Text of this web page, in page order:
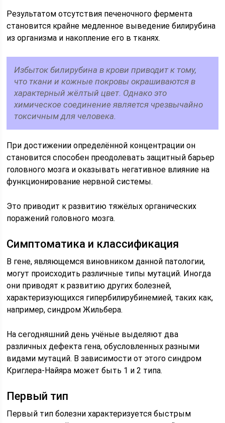
Результатом отсутствия печеночного фермента
становится крайне медленное выведение билирубина
из организма и накопление его в тканях.
Избыток билирубина в крови приводит к тому,
что ткани и кожные покровы окрашиваются в
характерный жёлтый цвет. Однако это
химическое соединение является чрезвычайно
токсичным для человека.
При достижении определённой концентрации он
становится способен преодолевать защитный барьер
головного мозга и оказывать негативное влияние на
функционирование нервной системы.
Это приводит к развитию тяжёлых органических
поражений головного мозга.
Симптоматика и классификация
В гене, являющемся виновником данной патологии,
могут происходить различные типы мутаций. Иногда
они приводят к развитию других болезней,
характеризующихся гипербилирубинемией, таких как,
например, синдром Жильбера.
На сегодняшний день учёные выделяют два
различных дефекта гена, обусловленных разными
видами мутаций. В зависимости от этого синдром
Криглера-Найяра может быть 1 и 2 типа.
Первый тип
Первый тип болезни характеризуется быстрым